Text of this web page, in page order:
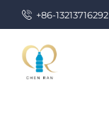
+86-13213716292